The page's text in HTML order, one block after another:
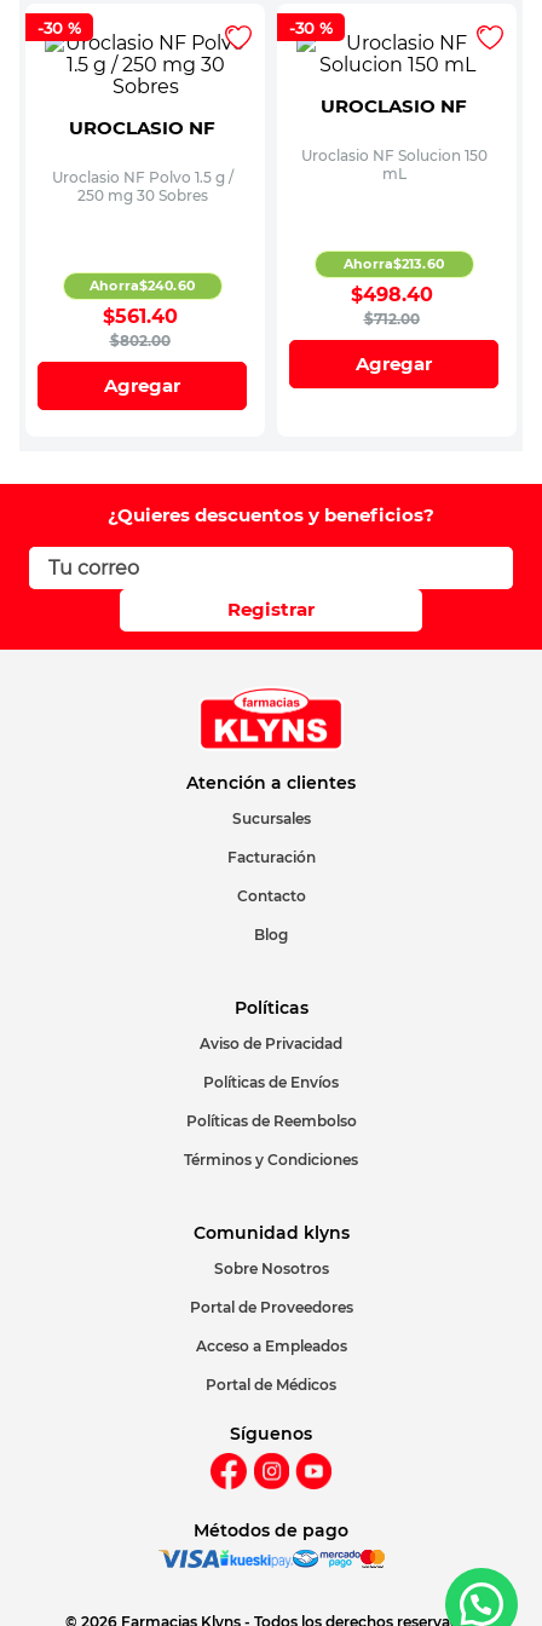
-30 %
UROCLASIO NF
Uroclasio NF Polvo 1.5 g /
250 mg 30 Sobres
$802.00
$561.40
Ahorra$240.60
Agregar
-30 %
UROCLASIO NF
Uroclasio NF Solucion 150
mL
$712.00
$498.40
Ahorra$213.60
Agregar
¿Quieres descuentos y beneficios?
Registrar
Atención a clientes
Sucursales
Facturación
Contacto
Blog
Políticas
Aviso de Privacidad
Políticas de Envíos
Políticas de Reembolso
Términos y Condiciones
Comunidad klyns
Sobre Nosotros
Portal de Proveedores
Acceso a Empleados
Portal de Médicos
Síguenos
Métodos de pago
© 2026 Farmacias Klyns - Todos los derechos reservados